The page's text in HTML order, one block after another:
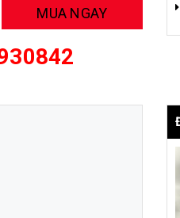
MUA NGAY